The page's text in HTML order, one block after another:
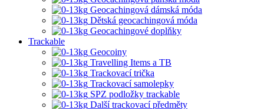
Geocachingová dámská móda
Dětská geocachingová móda
Geocachingové doplňky
Trackable
Geocoiny
Travelling Items a TB
Trackovací trička
Trackovací samolepky
SPZ podložky trackable
Další trackovací předměty